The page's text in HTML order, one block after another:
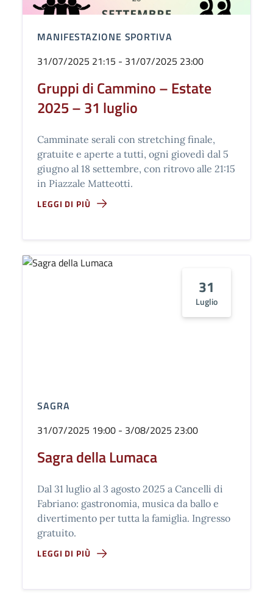
MANIFESTAZIONE SPORTIVA
31/07/2025 21:15 - 31/07/2025 23:00
Gruppi di Cammino – Estate
2025 – 31 luglio
Camminate serali con stretching finale,
gratuite e aperte a tutti, ogni giovedì dal 5
giugno al 18 settembre, con ritrovo alle 21:15
in Piazzale Matteotti.
LEGGI DI PIÙ
31
Luglio
SAGRA
31/07/2025 19:00 - 3/08/2025 23:00
Sagra della Lumaca
Dal 31 luglio al 3 agosto 2025 a Cancelli di
Fabriano: gastronomia, musica da ballo e
divertimento per tutta la famiglia. Ingresso
gratuito.
LEGGI DI PIÙ